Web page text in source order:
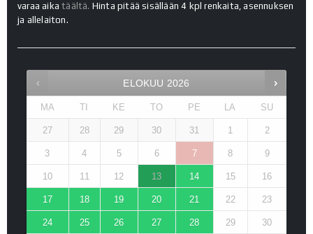
varaa aikatäältä. Hinta pitää sisällään 4 kpl renkaita, asennuksen
ja allelaiton.
ELOKUU 2026
MA TI KE TO PE LA SU
27 28 29 30 31 1 2
3 4 5 6 7 8 9
10 11 12 13 14 15 16
17 18 19 20 21 22 23
24 25 26 27 28 29 30